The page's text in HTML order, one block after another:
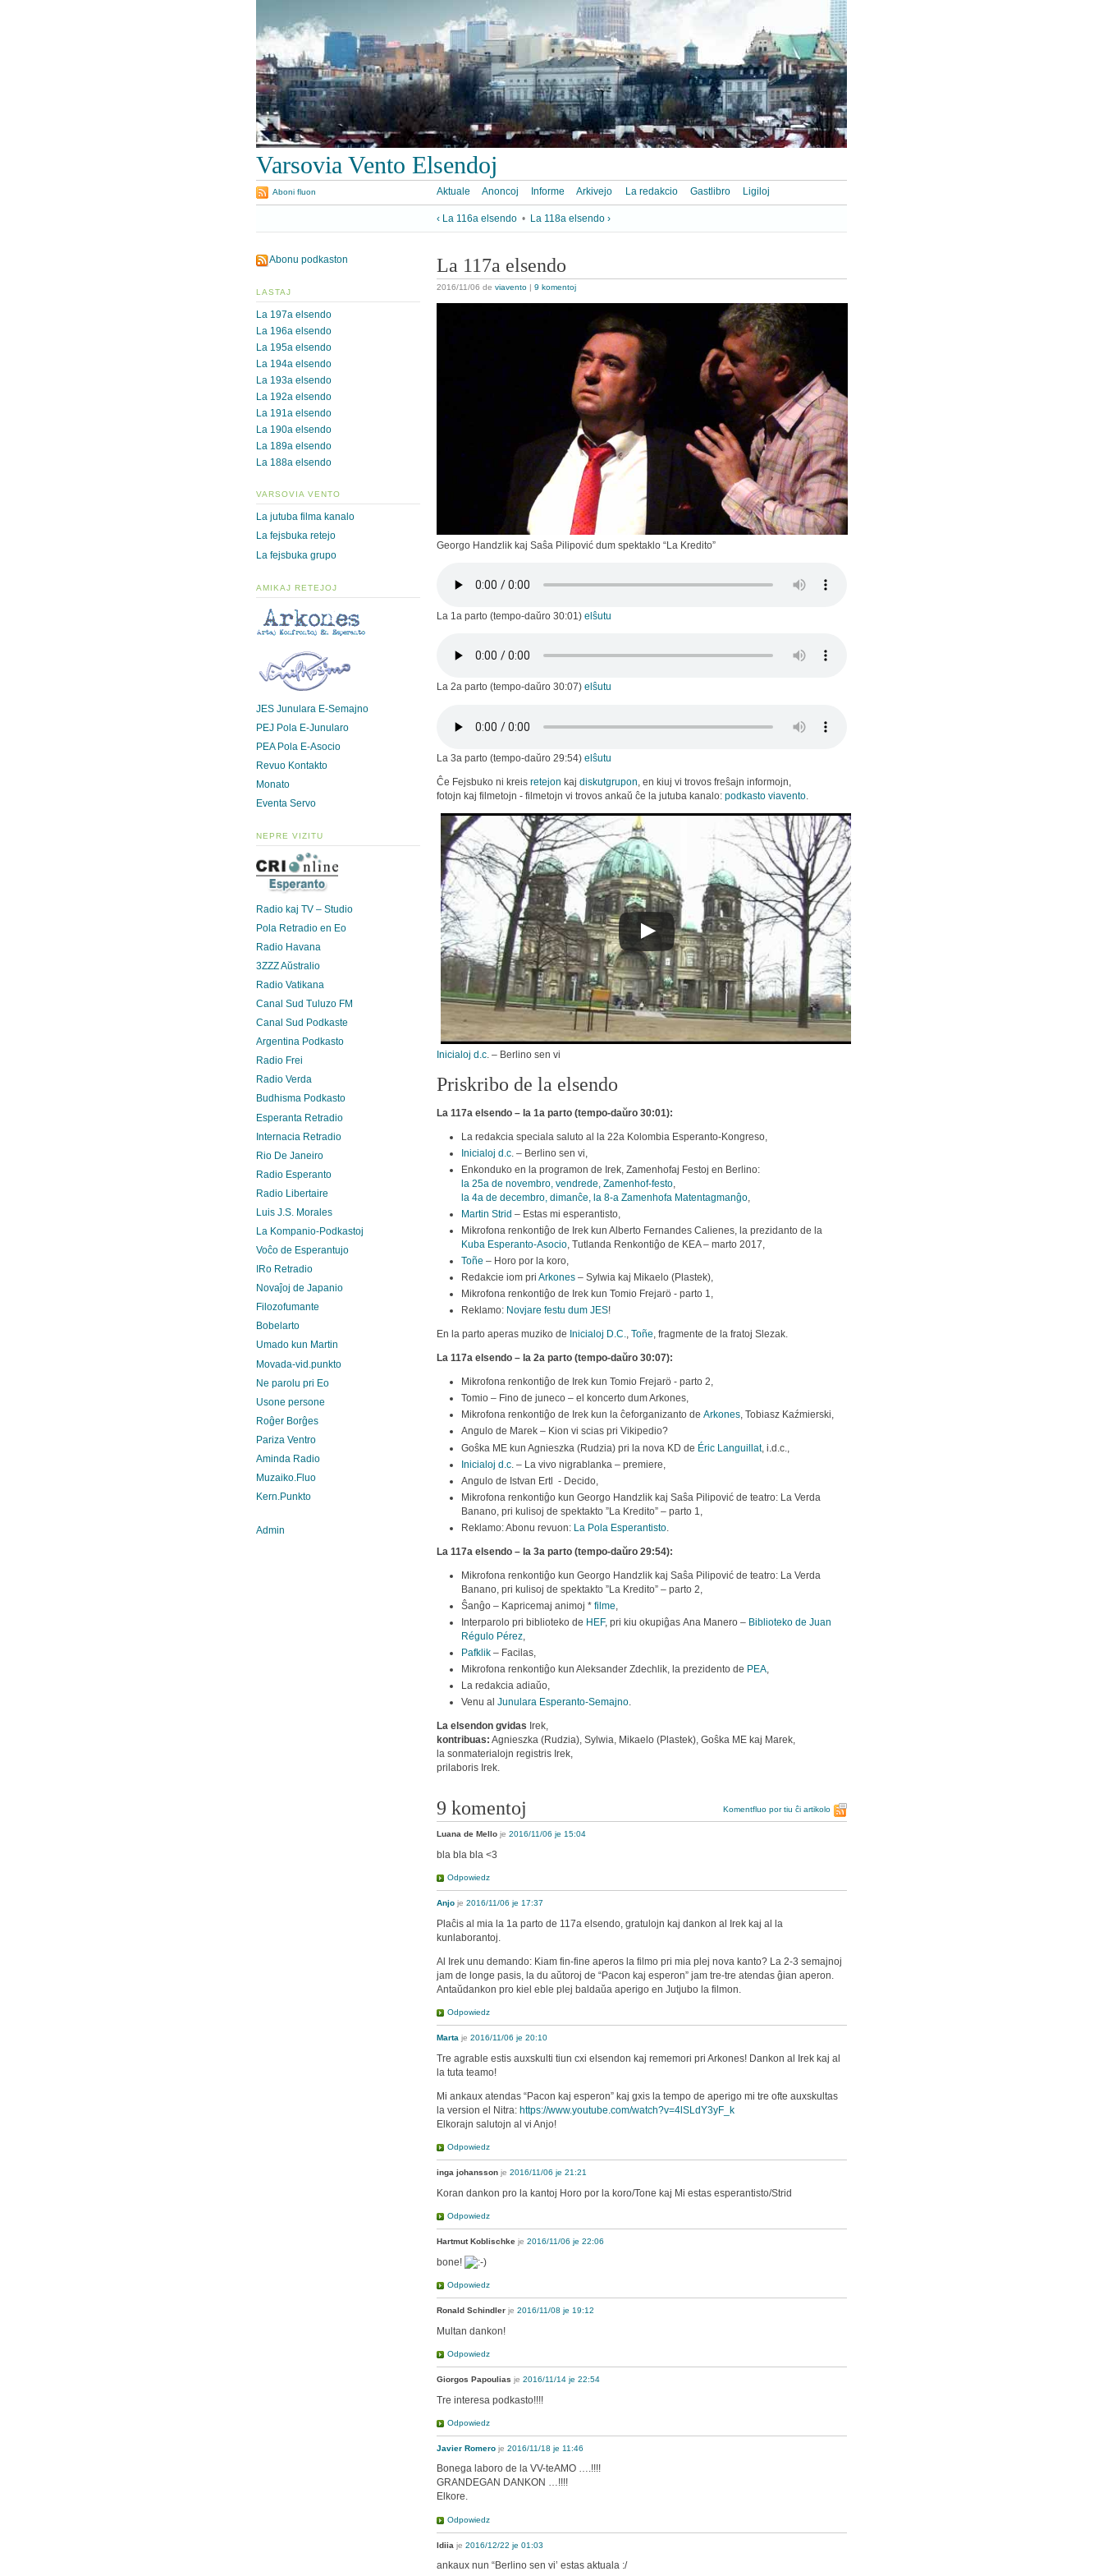
Varsovia Vento Elsendoj
Aktuale Anoncoj Informe Arkivejo La redakcio Gastlibro Ligiloj
Aboni fluon
‹ La 116a elsendo • La 118a elsendo ›
La 117a elsendo
2016/11/06 de viavento | 9 komentoj
Georgo Handzlik kaj Saŝa Pilipović dum spektaklo “La Kredito”
La 1a parto (tempo-daŭro 30:01) elŝutu
La 2a parto (tempo-daŭro 30:07) elŝutu
La 3a parto (tempo-daŭro 29:54) elŝutu
Ĉe Fejsbuko ni kreis retejon kaj diskutgrupon , en kiuj vi trovos freŝajn informojn,
fotojn kaj filmetojn - filmetojn vi trovos ankaŭ ĉe la jutuba kanalo: podkasto viavento
Inicialoj d.c. – Berlino sen vi
Priskribo de la elsendo
La 117a elsendo – la 1a parto (tempo-daŭro 30:01):
La redakcia speciala saluto al la 22a Kolombia Esperanto-Kongreso,
Inicialoj d.c . – Berlino sen vi,
Enkonduko en la programon de Irek, Zamenhofaj Festoj en Berlino:
la 25a de novembro, vendrede, Zamenhof-festo
la 4a de decembro, dimanĉe, la 8-a Zamenhofa Matentagmanĝo
Martin Strid – Estas mi esperantisto,
Mikrofona renkontiĝo de Irek kun Alberto Fernandes Calienes, la prezidanto de la
Kuba Esperanto-Asocio , Tutlanda Renkontiĝo de KEA – marto 2017,
Toñe – Horo por la koro,
Redakcie iom pri Arkones – Sylwia kaj Mikaelo (Plastek),
Mikrofona renkontiĝo de Irek kun Tomio Frejarö - parto 1,
Reklamo: Novjare festu dum JES!
En la parto aperas muziko de Inicialoj D.C., Toñe, fragmente de la fratoj Slezak.
La 117a elsendo – la 2a parto (tempo-daŭro 30:07):
Mikrofona renkontiĝo de Irek kun Tomio Frejarö - parto 2,
Tomio – Fino de juneco – el koncerto dum Arkones,
Mikrofona renkontiĝo de Irek kun la ĉeforganizanto de Arkones, Tobiasz Kaźmierski,
Angulo de Marek – Kion vi scias pri Vikipedio?
Goŝka ME kun Agnieszka (Rudzia) pri la nova KD de Éric Languillat, i.d.c.,
Inicialoj d.c . – La vivo nigrablanka – premiere,
Angulo de Istvan Ertl - Decido,
Mikrofona renkontiĝo kun Georgo Handzlik kaj Saŝa Pilipović de teatro: La Verda
Banano, pri kulisoj de spektakto ”La Kredito” – parto 1,
Reklamo: Abonu revuon: La Pola Esperantisto
La 117a elsendo – la 3a parto (tempo-daŭro 29:54):
Mikrofona renkontiĝo kun Georgo Handzlik kaj Saŝa Pilipović de teatro: La Verda
Banano, pri kulisoj de spektakto ”La Kredito” – parto 2,
Ŝanĝo – Kapricemaj animoj * filme,
Interparolo pri biblioteko de HEF, pri kiu okupiĝas Ana Manero – Biblioteko de Juan
Régulo Pérez,
Pafklik – Facilas,
Mikrofona renkontiĝo kun Aleksander Zdechlik, la prezidento de PEA,
La redakcia adiaŭo,
Venu al Junulara Esperanto-Semajno.
La elsendon gvidas Irek,
kontribuas: Agnieszka (Rudzia), Sylwia, Mikaelo (Plastek), Goŝka ME kaj Marek,
la sonmaterialojn registris Irek,
prilaboris Irek.
9 komentoj Komentfluo por tiu ĉi artikolo
Luana de Mello je 2016/11/06 je 15:04
bla bla bla <3
Odpowiedz
Anjo je 2016/11/06 je 17:37
Plaĉis al mia la 1a parto de 117a elsendo, gratulojn kaj dankon al Irek kaj al la
kunlaborantoj.
Al Irek unu demando: Kiam fin-fine aperos la filmo pri mia plej nova kanto? La 2-3 semajnoj
jam de longe pasis, la du aŭtoroj de “Pacon kaj esperon” jam tre-tre atendas ĝian aperon.
Antaŭdankon pro kiel eble plej baldaŭa aperigo en Jutjubo la filmon.
Odpowiedz
Marta je 2016/11/06 je 20:10
Tre agrable estis auxskulti tiun cxi elsendon kaj rememori pri Arkones! Dankon al Irek kaj al
la tuta teamo!
Mi ankaux atendas “Pacon kaj esperon” kaj gxis la tempo de aperigo mi tre ofte auxskultas
la version el Nitra: https://www.youtube.com/watch?v=4lSLdY3yF_k
Elkorajn salutojn al vi Anjo!
Odpowiedz
inga johansson je 2016/11/06 je 21:21
Koran dankon pro la kantoj Horo por la koro/Tone kaj Mi estas esperantisto/Strid
Odpowiedz
Hartmut Koblischke je 2016/11/06 je 22:06
bone!
Odpowiedz
Ronald Schindler je 2016/11/08 je 19:12
Multan dankon!
Odpowiedz
Giorgos Papoulias je 2016/11/14 je 22:54
Tre interesa podkasto!!!!
Odpowiedz
Javier Romero je 2016/11/18 je 11:46
Bonega laboro de la VV-teAMO ….!!!!
GRANDEGAN DANKON …!!!!
Elkore.
Odpowiedz
ldiia je 2016/12/22 je 01:03
ankaux nun “Berlino sen vi’ estas aktuala :/
Abonu podkaston
LASTAJ
La 197a elsendo
La 196a elsendo
La 195a elsendo
La 194a elsendo
La 193a elsendo
La 192a elsendo
La 191a elsendo
La 190a elsendo
La 189a elsendo
La 188a elsendo
VARSOVIA VENTO
La jutuba filma kanalo
La fejsbuka retejo
La fejsbuka grupo
AMIKAJ RETEJOJ
JES Junulara E-Semajno
PEJ Pola E-Junularo
PEA Pola E-Asocio
Revuo Kontakto
Monato
Eventa Servo
NEPRE VIZITU
Radio kaj TV – Studio
Pola Retradio en Eo
Radio Havana
3ZZZ Aŭstralio
Radio Vatikana
Canal Sud Tuluzo FM
Canal Sud Podkaste
Argentina Podkasto
Radio Frei
Radio Verda
Budhisma Podkasto
Esperanta Retradio
Internacia Retradio
Rio De Janeiro
Radio Esperanto
Radio Libertaire
Luis J.S. Morales
La Kompanio-Podkastoj
Voĉo de Esperantujo
IRo Retradio
Novaĵoj de Japanio
Filozofumante
Bobelarto
Umado kun Martin
Movada-vid.punkto
Ne parolu pri Eo
Usone persone
Roĝer Borĝes
Pariza Ventro
Aminda Radio
Muzaiko.Fluo
Kern.Punkto
Admin